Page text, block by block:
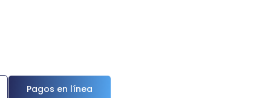
Pagos en línea